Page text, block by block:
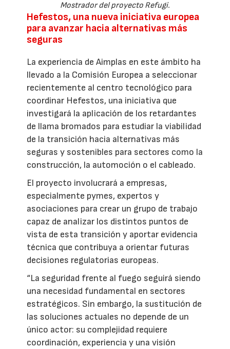
Mostrador del proyecto Refugi.
Hefestos, una nueva iniciativa europea
para avanzar hacia alternativas más
seguras
La experiencia de Aimplas en este ámbito ha
llevado a la Comisión Europea a seleccionar
recientemente al centro tecnológico para
coordinar Hefestos, una iniciativa que
investigará la aplicación de los retardantes
de llama bromados para estudiar la viabilidad
de la transición hacia alternativas más
seguras y sostenibles para sectores como la
construcción, la automoción o el cableado.
El proyecto involucrará a empresas,
especialmente pymes, expertos y
asociaciones para crear un grupo de trabajo
capaz de analizar los distintos puntos de
vista de esta transición y aportar evidencia
técnica que contribuya a orientar futuras
decisiones regulatorias europeas.
“La seguridad frente al fuego seguirá siendo
una necesidad fundamental en sectores
estratégicos. Sin embargo, la sustitución de
las soluciones actuales no depende de un
único actor: su complejidad requiere
coordinación, experiencia y una visión